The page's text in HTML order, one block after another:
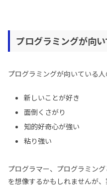
プログラミングが向
プログラミングが向いている人
新しいことが好き
面倒くさがり
知的好奇心が強い
粘り強い
プログラマー、プログラミン
を想像するかもしれませんが